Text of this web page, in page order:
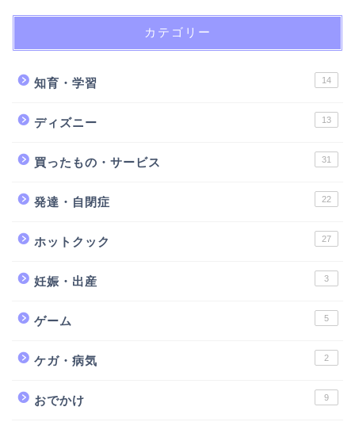
カテゴリー
知育・学習 14
ディズニー 13
買ったもの・サービス 31
発達・自閉症 22
ホットクック 27
妊娠・出産 3
ゲーム 5
ケガ・病気 2
おでかけ 9